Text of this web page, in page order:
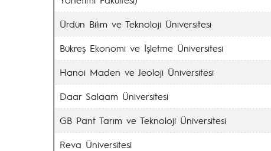
Ürdün Bilim ve Teknoloji Üniversitesi
Bükreş Ekonomi ve İşletme Üniversitesi
Hanoi Maden ve Jeoloji Üniversitesi
Daar Salaam Üniversitesi
GB Pant Tarım ve Teknoloji Üniversitesi
Reva Üniversitesi